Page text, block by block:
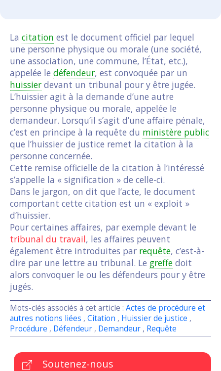
La citation est le document officiel par lequel
une personne physique ou morale (une société,
une association, une commune, l’État, etc.),
appelée le défendeur, est convoquée par un
huissier devant un tribunal pour y être jugée.
L’huissier agit à la demande d’une autre
personne physique ou morale, appelée le
demandeur. Lorsqu’il s’agit d’une affaire pénale,
c’est en principe à la requête du ministère public
que l’huissier de justice remet la citation à la
personne concernée.
Cette remise officielle de la citation à l’intéressé
s’appelle la « signification » de celle-ci.
Dans le jargon, on dit que l’acte, le document
comportant cette citation est un « exploit »
d’huissier.
Pour certaines affaires, par exemple devant le
tribunal du travail, les affaires peuvent
également être introduites par requête, c’est-à-
dire par une lettre au tribunal. Le greffe doit
alors convoquer le ou les défendeurs pour y être
jugés.
Mots-clés associés à cet article : Actes de procédure et
autres notions liées , Citation , Huissier de justice ,
Procédure , Défendeur , Demandeur , Requête
Soutenez-nous